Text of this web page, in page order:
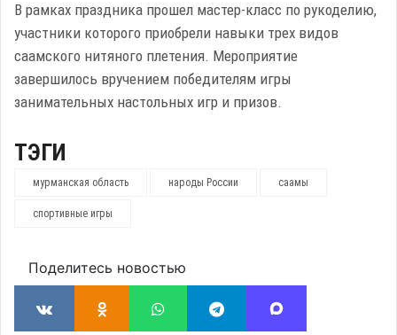
В рамках праздника прошел мастер-класс по рукоделию,
участники которого приобрели навыки трех видов
саамского нитяного плетения. Мероприятие
завершилось вручением победителям игры
занимательных настольных игр и призов.
ТЭГИ
мурманская область народы России саамы
спортивные игры
Поделитесь новостью